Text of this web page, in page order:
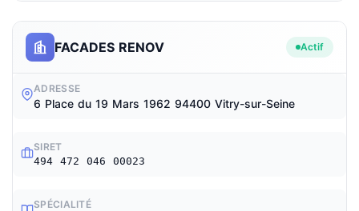
FACADES RENOV Actif
ADRESSE
6 Place du 19 Mars 1962 94400 Vitry-sur-Seine
SIRET
494 472 046 00023
SPÉCIALITÉ